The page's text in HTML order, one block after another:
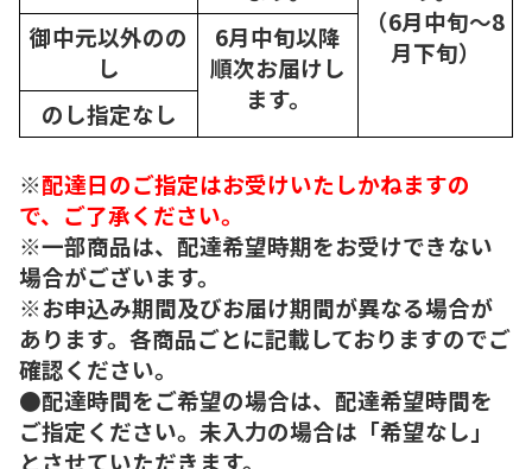
（6月中旬～8
月下旬）
御中元以外のの
し
6月中旬以降
順次お届けし
ます。
のし指定なし
※配達日のご指定はお受けいたしかねますの
で、ご了承ください。
※一部商品は、配達希望時期をお受けできない
場合がございます。
※お申込み期間及びお届け期間が異なる場合が
あります。各商品ごとに記載しておりますのでご
確認ください。
●配達時間をご希望の場合は、配達希望時間を
ご指定ください。未入力の場合は「希望なし」
とさせていただきます。